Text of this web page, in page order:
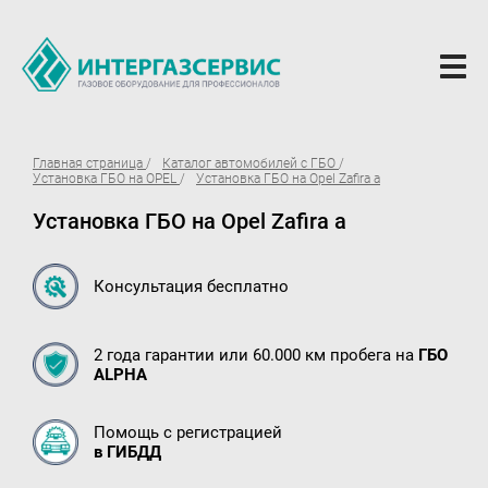
О компании
ГБО Alpha
Вопросы и ответы
Вакансии
Документы компании
Партнёрам
Главная страница
Каталог автомобилей с ГБО
Установка ГБО на OPEL
Установка ГБО на Opel Zafira a
Установка ГБО на Opel Zafira a
Консультация бесплатно
2 года гарантии или 60.000 км пробега на ГБО
ALPHA
Помощь с регистрацией
в ГИБДД